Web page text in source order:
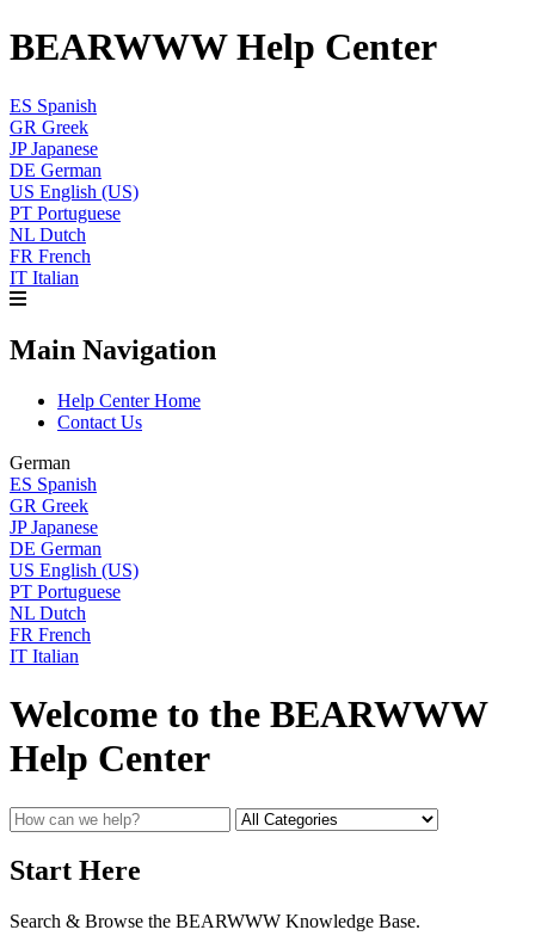
BEARWWW Help Center
ES Spanish
GR Greek
JP Japanese
DE German
US English (US)
PT Portuguese
NL Dutch
FR French
IT Italian
Main Navigation
Help Center Home
Contact Us
German
ES Spanish
GR Greek
JP Japanese
DE German
US English (US)
PT Portuguese
NL Dutch
FR French
IT Italian
Welcome to the BEARWWW
Help Center
Start Here
Search & Browse the BEARWWW Knowledge Base.